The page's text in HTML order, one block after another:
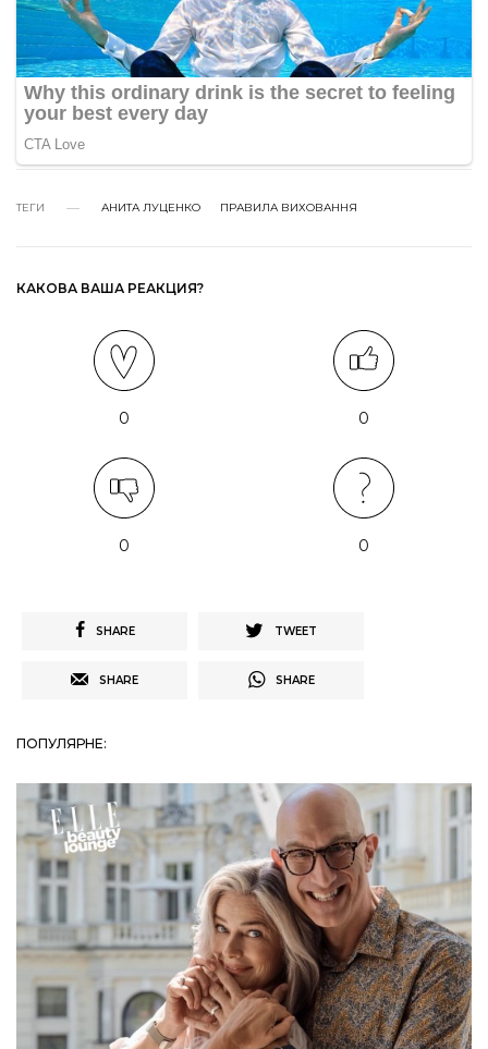
ТЕГИ АНИТА ЛУЦЕНКО ПРАВИЛА ВИХОВАННЯ
КАКОВА ВАША РЕАКЦИЯ?
0 0
0 0
SHARE TWEET
SHARE SHARE
ПОПУЛЯРНЕ: